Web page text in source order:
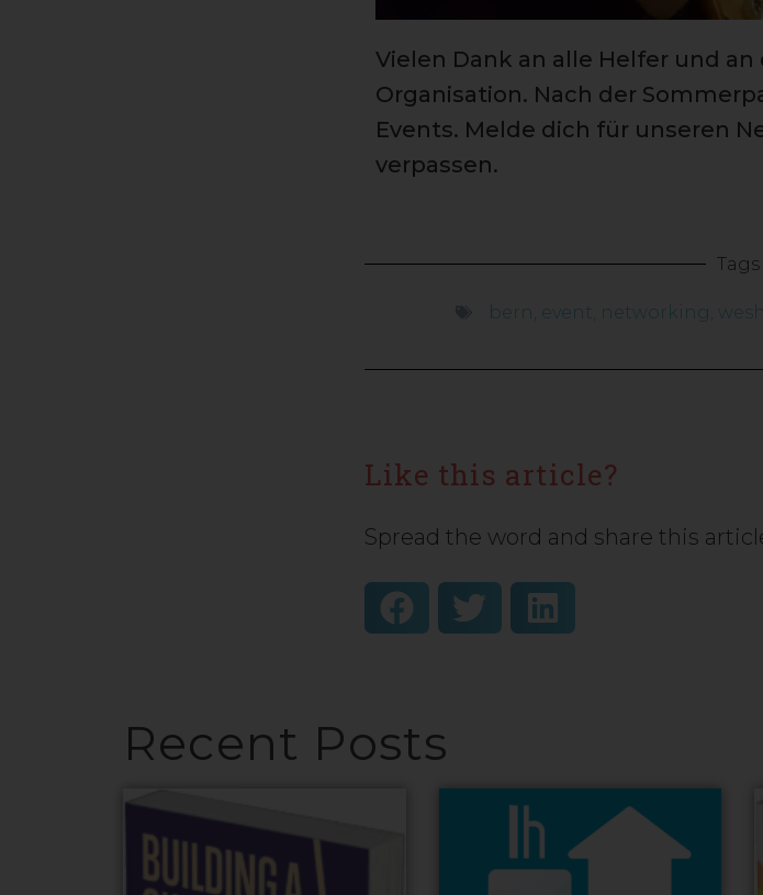
Vielen Dank an alle Helfer und an
Organisation. Nach der
Events. Melde dich für unseren
verpassen.
Tags
bern, event, networking,
Like this article?
Spread the word and share this
Recent Posts